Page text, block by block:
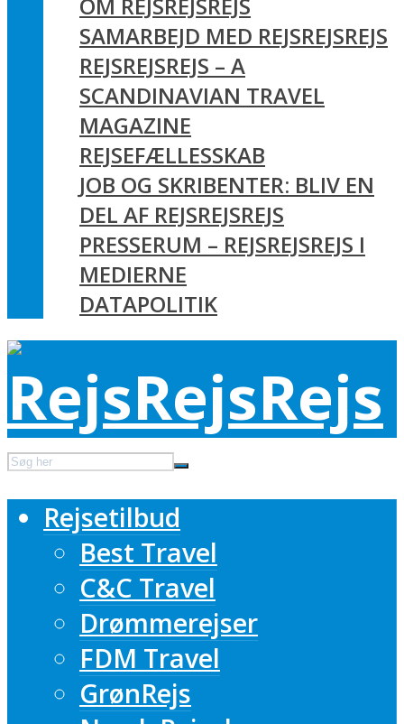
OM REJSREJSREJS
SAMARBEJD MED REJSREJSREJS
REJSREJSREJS – A
SCANDINAVIAN TRAVEL
MAGAZINE
REJSEFÆLLESSKAB
JOB OG SKRIBENTER: BLIV EN
DEL AF REJSREJSREJS
PRESSERUM – REJSREJSREJS I
MEDIERNE
DATAPOLITIK
Rejsetilbud
Best Travel
C&C Travel
Drømmerejser
FDM Travel
GrønRejs